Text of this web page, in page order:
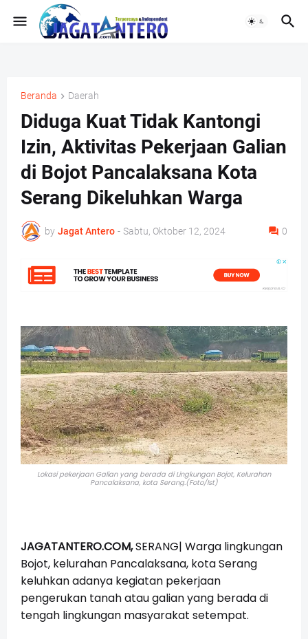
Beranda Daerah
Diduga Kuat Tidak Kantongi
Izin, Aktivitas Pekerjaan Galian
di Bojot Pancalaksana Kota
Serang Dikeluhkan Warga
by Jagat Antero - Sabtu, Oktober 12, 2024 0
Lokasi pekerjaan Galian yang berada di Lingkungan Bojot, Kelurahan
Pancalaksana, kota Serang.(Foto/Ist)
JAGATANTERO.COM,SERANG| Warga lingkungan
Bojot, kelurahan Pancalaksana, kota Serang
keluhkan adanya kegiatan pekerjaan
pengerukan tanah atau galian yang berada di
tengah lingkungan masyarakat setempat.